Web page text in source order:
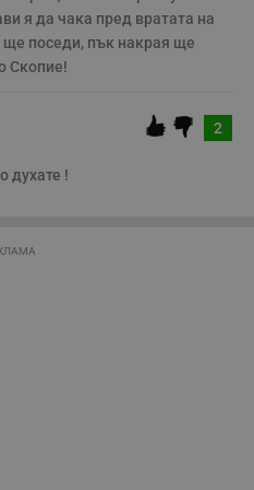
я да чака пред вратата на
ще поседи, пък накрая ще
Скопие!
2
духате !
необходими
Доставчик